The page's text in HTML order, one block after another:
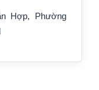
Hợp, Phường